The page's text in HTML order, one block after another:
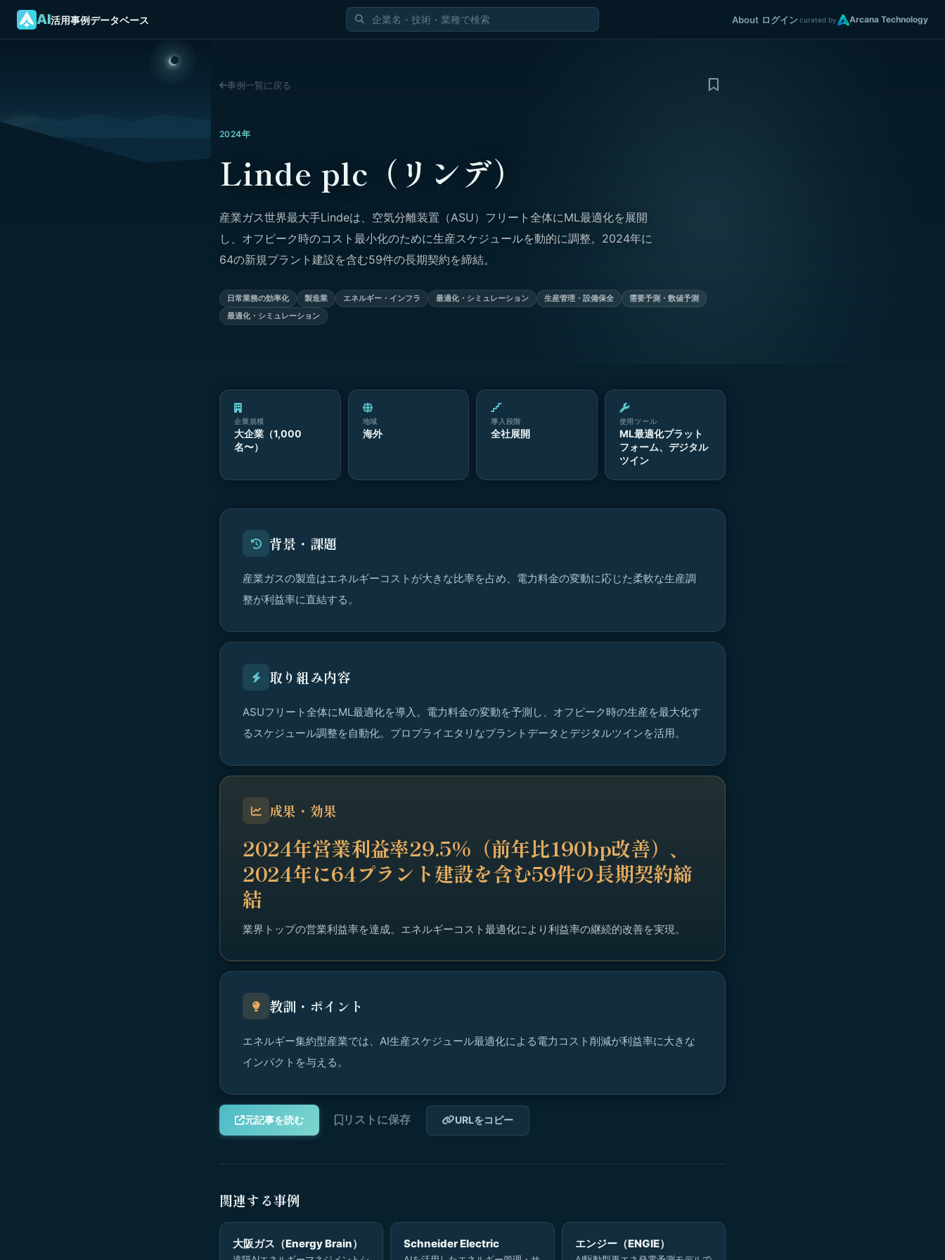
AI活用事例データベース About ログインcurated by Arcana Technology
事例一覧に戻る
2024年
Linde plc（リンデ）
産業ガス世界最大手Lindeは、空気分離装置（ASU）フリート全体にML最適化を展開
し、オフピーク時のコスト最小化のために生産スケジュールを動的に調整。2024年に
64の新規プラント建設を含む59件の長期契約を締結。
日常業務の効率化 製造業 エネルギー・インフラ 最適化・シミュレーション 生産管理・設備保全
需要予測・数値予測
最適化・シミュレーション
企業規模
大企業（1,000
名〜）
地域
海外
導入段階
全社展開
使用ツール
ML最適化プラット
フォーム、デジタル
ツイン
背景・課題
産業ガスの製造はエネルギーコストが大きな比率を占め、電力料金の変動に応じた柔軟な生産調
整が利益率に直結する。
取り組み内容
ASUフリート全体にML最適化を導入。電力料金の変動を予測し、オフピーク時の生産を最大化す
るスケジュール調整を自動化。プロプライエタリなプラントデータとデジタルツインを活用。
成果・効果
2024年営業利益率29.5%（前年比190bp改善）、
2024年に64プラント建設を含む59件の長期契約締
結
業界トップの営業利益率を達成。エネルギーコスト最適化により利益率の継続的改善を実現。
教訓・ポイント
エネルギー集約型産業では、AI生産スケジュール最適化による電力コスト削減が利益率に大きな
インパクトを与える。
元記事を読む リストに保存 URLをコピー
関連する事例
大阪ガス（Energy Brain） Schneider Electric エンジー（ENGIE）